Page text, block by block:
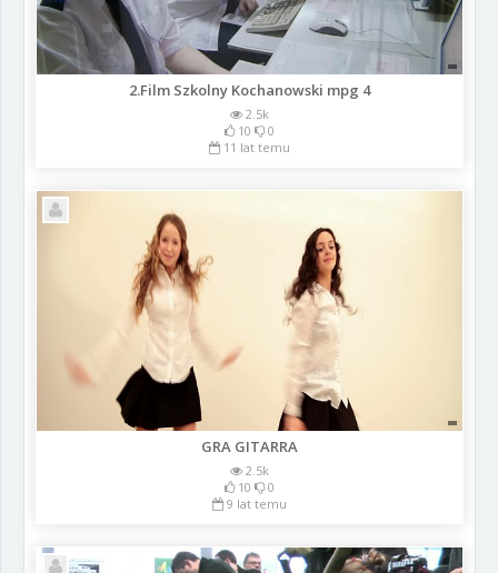
2.Film Szkolny Kochanowski mpg 4
2.5k
10
0
11 lat temu
GRA GITARRA
2.5k
10
0
9 lat temu